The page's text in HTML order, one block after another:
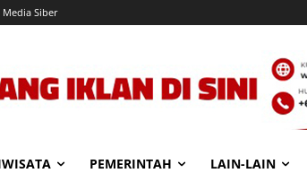
Media Siber
PEMERINTAH LAIN-LAIN